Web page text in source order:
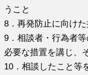
うこと
8．再発防止に向け
9．相談者・行為者
必要な措置を講じ、
10．相談したこと等